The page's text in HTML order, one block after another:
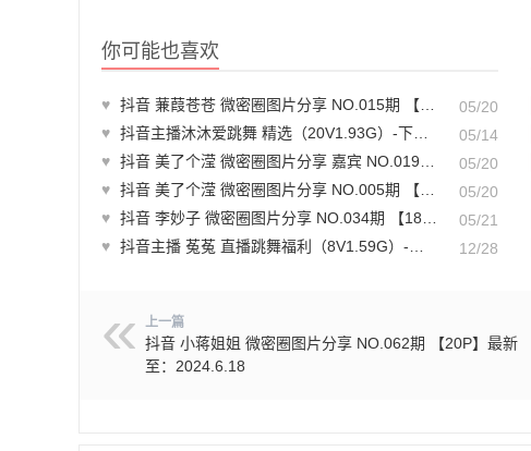
你可能也喜欢
♥ 抖音 蒹葭苍苍 微密圈图片分享 NO.015期 【40P】
05/20
♥ 抖音主播沐沐爱跳舞 精选（20V1.93G）-下载观看
05/14
♥ 抖音 美了个滢 微密圈图片分享 嘉宾 NO.019期 9P1V】
05/20
♥ 抖音 美了个滢 微密圈图片分享 NO.005期 【27P】
05/20
♥ 抖音 李妙子 微密圈图片分享 NO.034期 【18P】最新至：2023.7.6
05/21
♥ 抖音主播 菟菟 直播跳舞福利（8V1.59G）-素材下载 12/28
上一篇
抖音 小蒋姐姐 微密圈图片分享 NO.062期 【20P】最新
至：2024.6.18